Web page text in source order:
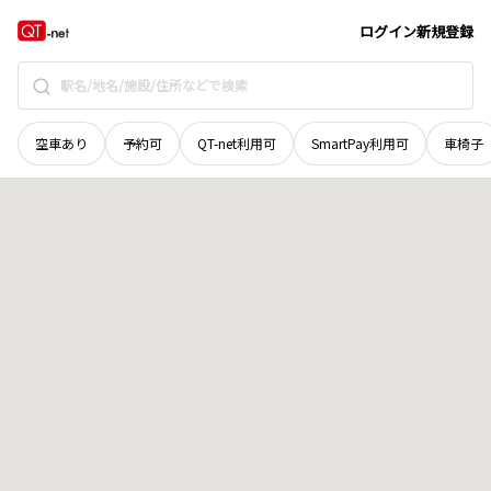
ログイン新規登録
空車あり 予約可 QT-net利用可 SmartPay利用可 車椅子
愛媛県